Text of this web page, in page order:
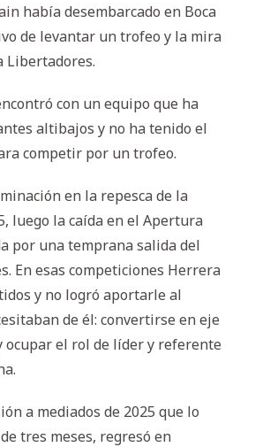
había desembarcado en Boca
de levantar un trofeo y la mira
Libertadores.
con un equipo que ha
altibajos y no ha tenido el
competir por un trofeo.
en la repesca de la
luego la caída en el Apertura
por una temprana salida del
En esas competiciones Herrera
y no logró aportarle al
de él: convertirse en eje
ocupar el rol de líder y referente
a mediados de 2025 que lo
tres meses, regresó en